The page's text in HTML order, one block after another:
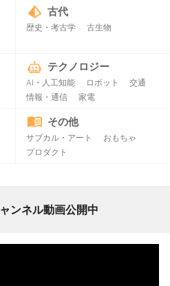
古代
歴史・考古学 古生物
テクノロジー
AI・人工知能 ロボット
交通
情報・通信
家電
その他
サブカル・アート
おもちゃ
プロダクト
ンネル動画公開中